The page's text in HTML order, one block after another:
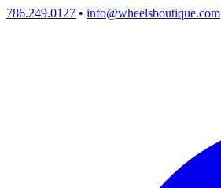
786.249.0127 • info@wheelsboutique.com